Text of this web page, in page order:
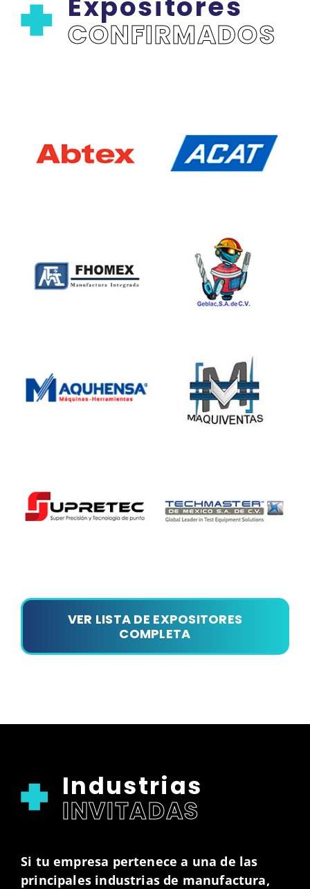
CONFIRMADOS
VER LISTA DE EXPOSITORES
COMPLETA
Industrias
INVITADAS
Si tu empresa pertenece a una de las
principales industrias de manufactura,